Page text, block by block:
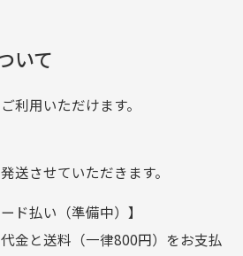
[…]
さいませ。
山支店
会社一条
ゆうちょ銀行
いて
利用いただけます。
送させていただきます。
ド払い（準備中）】
金と送料（一律800円）をお支払